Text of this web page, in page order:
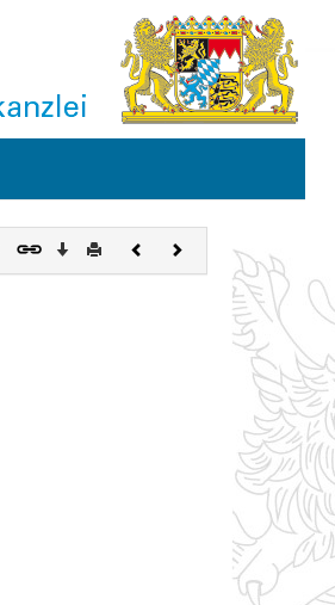
Download
DruckenVorherigesNächstes
Dokument